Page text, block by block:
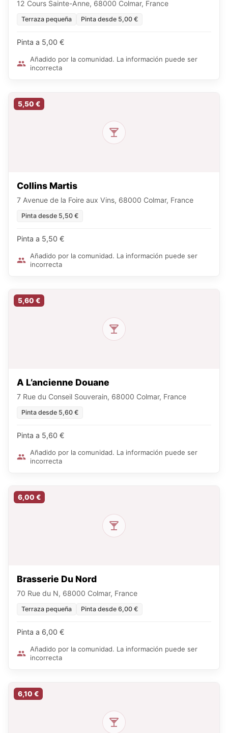
12 Cours Sainte-Anne, 68000 Colmar, France
Terraza pequeña Pinta desde 5,00 €
Pinta a 5,00 €
Añadido por la comunidad. La información puede ser
incorrecta
5,50 €
Collins Martis
7 Avenue de la Foire aux Vins, 68000 Colmar, France
Pinta desde 5,50 €
Pinta a 5,50 €
Añadido por la comunidad. La información puede ser
incorrecta
5,60 €
A L’ancienne Douane
7 Rue du Conseil Souverain, 68000 Colmar, France
Pinta desde 5,60 €
Pinta a 5,60 €
Añadido por la comunidad. La información puede ser
incorrecta
6,00 €
Brasserie Du Nord
70 Rue du N, 68000 Colmar, France
Terraza pequeña Pinta desde 6,00 €
Pinta a 6,00 €
Añadido por la comunidad. La información puede ser
incorrecta
6,10 €